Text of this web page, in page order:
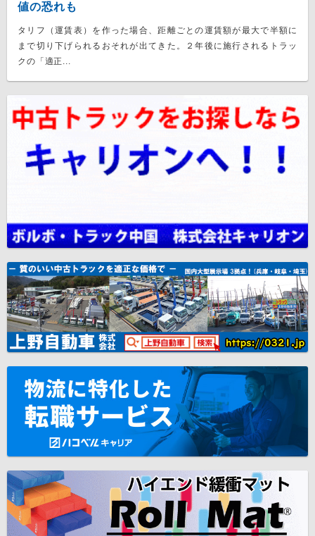
値の恐れも
タリフ（運賃表）を作った場合、距離ごとの運賃額が最大で半額に
まで切り下げられるおそれが出てきた。２年後に施行されるトラッ
クの「適正...